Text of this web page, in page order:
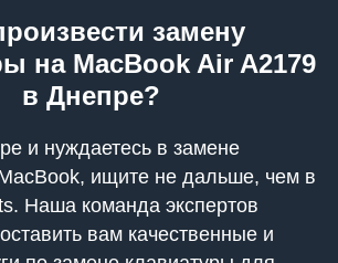
замену
на MacBook Air A2179
в Днепре?
и нуждаетесь в замене
ищите не дальше, чем в
Наша команда экспертов
вам качественные и